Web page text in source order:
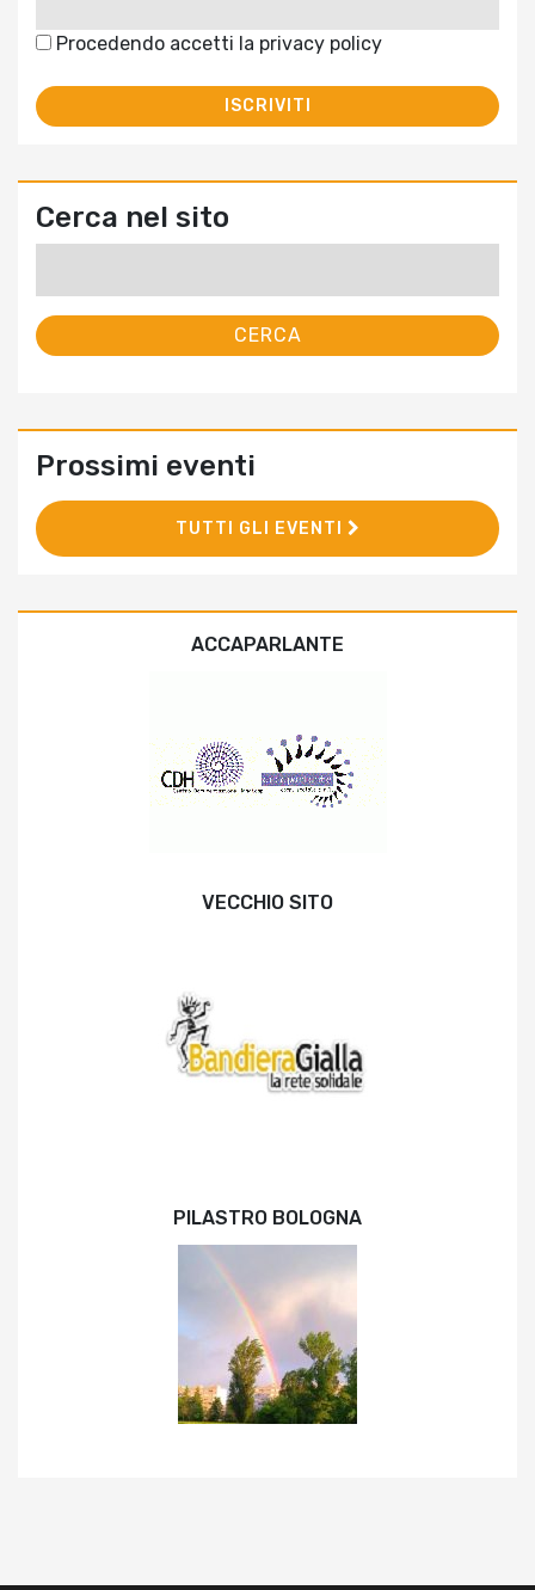
Procedendo accetti la privacy policy
Cerca nel sito
Prossimi eventi
TUTTI GLI EVENTI
ACCAPARLANTE
VECCHIO SITO
PILASTRO BOLOGNA